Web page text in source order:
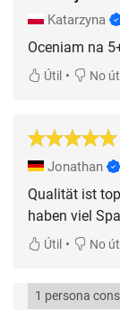
Katarzyna
Oceniam na
Útil • No
Jonathan
Qualität ist
haben viel
Útil • No
1 persona